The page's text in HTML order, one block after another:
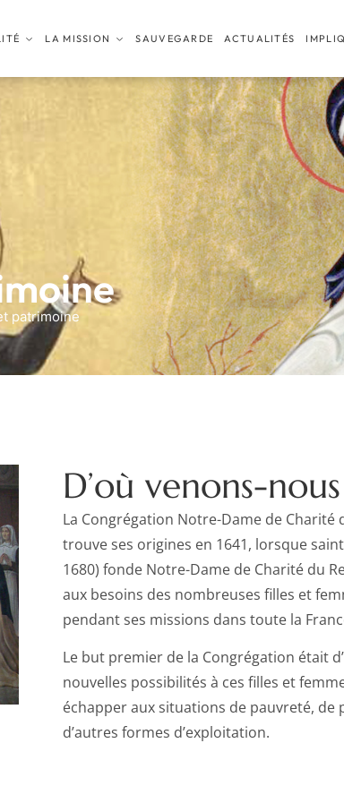
LA MISSION SAUVEGARDE ACTUALITÉS
patrimoine
D’où venons-
La Congrégation Notre-Dame de Charité
trouve ses origines en 1641, lorsque saint
1680) fonde Notre-Dame de Charité du
aux besoins des nombreuses filles et
pendant ses missions dans toute la
Le but premier de la Congrégation était
nouvelles possibilités à ces filles et
échapper aux situations de pauvreté,
d’autres formes d’exploitation.